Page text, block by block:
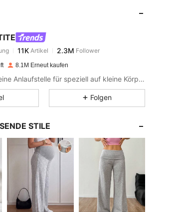
11KArtikel
Vor 1 Tag
11K
8.1M Erneut kaufen
SHEIN PETITE ist deine Anlaufstelle für speziell auf kleine Körpergrößen zugeschnittene Mode.
Folgen
STILE